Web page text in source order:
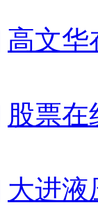
高文华
股票在
大进液